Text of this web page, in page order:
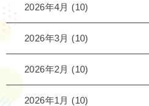
2026年4月 (10)
2026年3月 (10)
2026年2月 (10)
2026年1月 (10)